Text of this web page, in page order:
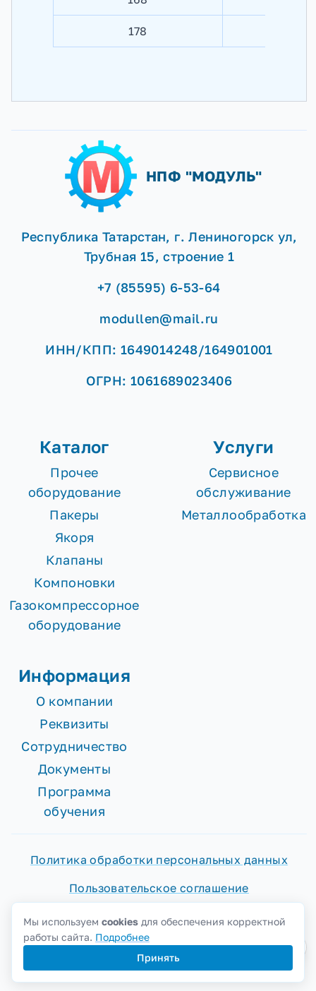
178
НПФ "МОДУЛЬ"
Республика Татарстан, г. Лениногорск ул,
Трубная 15, строение 1
+7 (85595) 6-53-64
modullen@mail.ru
ИНН/КПП: 1649014248/164901001
ОГРН: 1061689023406
Каталог
Прочее
оборудование
Пакеры
Якоря
Клапаны
Компоновки
Газокомпрессорное
оборудование
Услуги
Сервисное
обслуживание
Металлообработка
Информация
О компании
Реквизиты
Сотрудничество
Документы
Программа
обучения
Политика обработки персональных данных
Пользовательское соглашение
Согласие на обработку персональных данных
Политика cookies
Мы используем cookies для обеспечения корректной
работы сайта. Подробнее
Принять